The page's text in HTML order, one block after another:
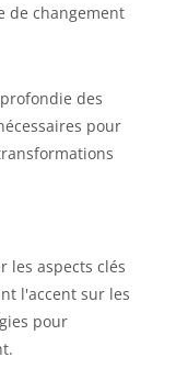
de changement
des
pour
les aspects clés
l'accent sur les
pour